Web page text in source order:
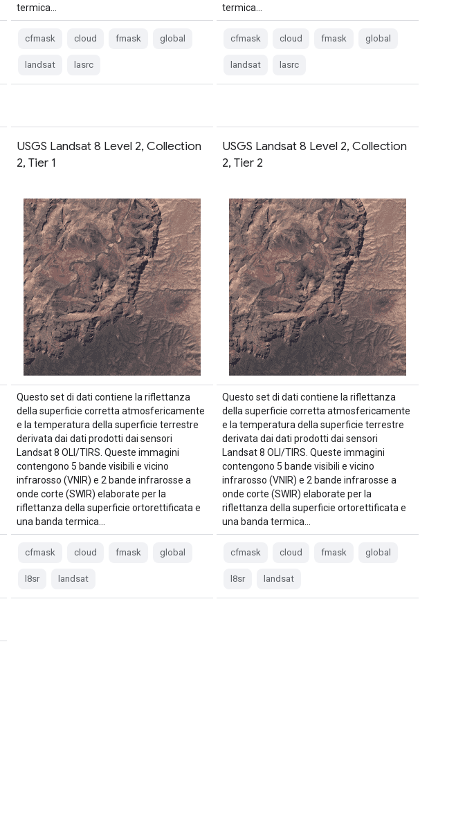
termica…
cfmask cloud fmask global
landsat lasrc
termica…
cfmask cloud fmask global
landsat lasrc
USGS Landsat 8 Level 2, Collection
2, Tier 1
Questo set di dati contiene la riflettanza
della superficie corretta atmosfericamente
e la temperatura della superficie terrestre
derivata dai dati prodotti dai sensori
Landsat 8 OLI/TIRS. Queste immagini
contengono 5 bande visibili e vicino
infrarosso (VNIR) e 2 bande infrarosse a
onde corte (SWIR) elaborate per la
riflettanza della superficie ortorettificata e
una banda termica…
cfmask cloud fmask global
l8sr landsat
USGS Landsat 8 Level 2, Collection
2, Tier 2
Questo set di dati contiene la riflettanza
della superficie corretta atmosfericamente
e la temperatura della superficie terrestre
derivata dai dati prodotti dai sensori
Landsat 8 OLI/TIRS. Queste immagini
contengono 5 bande visibili e vicino
infrarosso (VNIR) e 2 bande infrarosse a
onde corte (SWIR) elaborate per la
riflettanza della superficie ortorettificata e
una banda termica…
cfmask cloud fmask global
l8sr landsat